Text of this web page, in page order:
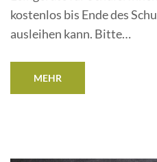
kostenlos bis Ende des
ausleihen kann. Bitte…
MEHR